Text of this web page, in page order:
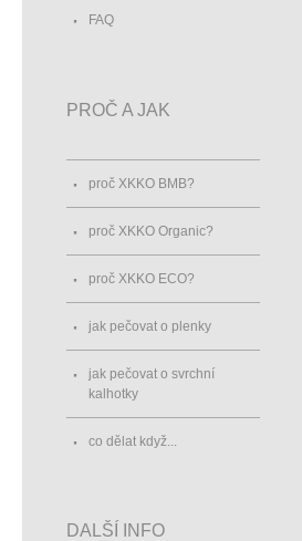
FAQ
PROČ A JAK
proč XKKO BMB?
proč XKKO Organic?
proč XKKO ECO?
jak pečovat o plenky
jak pečovat o svrchní
kalhotky
co dělat když...
DALŠÍ INFO